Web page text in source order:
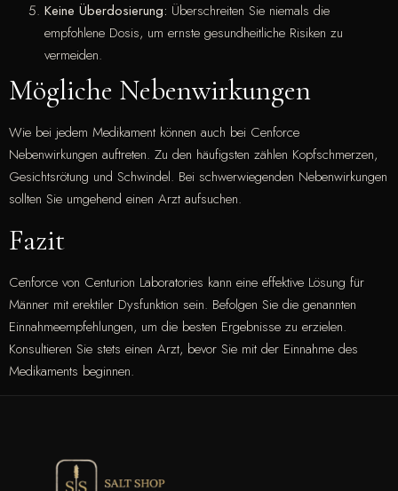
Keine Überdosierung: Überschreiten Sie niemals die
empfohlene Dosis, um ernste gesundheitliche Risiken zu
vermeiden.
Mögliche Nebenwirkungen
Wie bei jedem Medikament können auch bei Cenforce
Nebenwirkungen auftreten. Zu den häufigsten zählen Kopfschmerzen,
Gesichtsrötung und Schwindel. Bei schwerwiegenden Nebenwirkungen
sollten Sie umgehend einen Arzt aufsuchen.
Fazit
Cenforce von Centurion Laboratories kann eine effektive Lösung für
Männer mit erektiler Dysfunktion sein. Befolgen Sie die genannten
Einnahmeempfehlungen, um die besten Ergebnisse zu erzielen.
Konsultieren Sie stets einen Arzt, bevor Sie mit der Einnahme des
Medikaments beginnen.